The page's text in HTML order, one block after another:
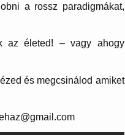
a rossz paradigmákat,
az életed! – vagy ahogy
és megcsinálod amiket